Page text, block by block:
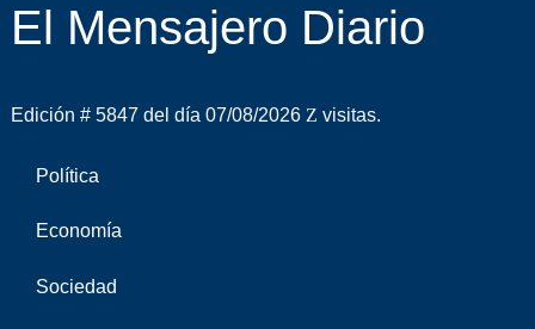
El Mensajero Diario
Edición # 5847 del día 07/08/2026 visitas.
Política
Economía
Sociedad